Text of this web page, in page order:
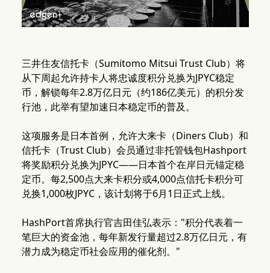
三井住友信托卡（Sumitomo Mitsui Trust Club）将
从下周起允许持卡人将忠诚度积分兑换为JPYC稳定
币，解锁每年2.8万亿日元（约186亿美元）的积分发
行池，此举有望加速日本稳定币的普及。
这项服务是日本首例，允许大来卡（Diners Club）和
信托卡（Trust Club）会员通过非托管钱包Hashport
将奖励积分兑换为JPYC——日本首个在岸日元锚定稳
定币。每2,500点大来卡积分或4,000点信托卡积分可
兑换1,000枚JPYC，该计划将于6月1日正式上线。
HashPort首席执行官吉田佳弘表示："积分代表着一
笔巨大的资金池，每年新发行量超过2.8万亿日元，有
潜力成为稳定币社会应用的催化剂。"